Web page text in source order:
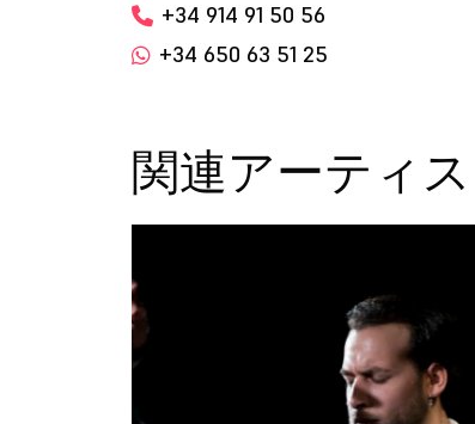
+34 914 91 50 56
+34 650 63 51 25
関連アーティス